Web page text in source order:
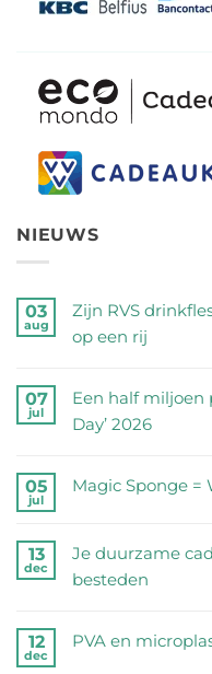
NIEUWS
03
aug
Zijn RVS
op een rij
reacties
op
RVS
drinkflessen
Wij
zetten
feiten
07
jul
Een half miljoen
Day’ 2026
reacties
half
miljoen
geraapt
05
jul
Magic Sponge =
reacties
op
=
13
dec
Je duurzame
besteden
reacties
12
dec
PVA en